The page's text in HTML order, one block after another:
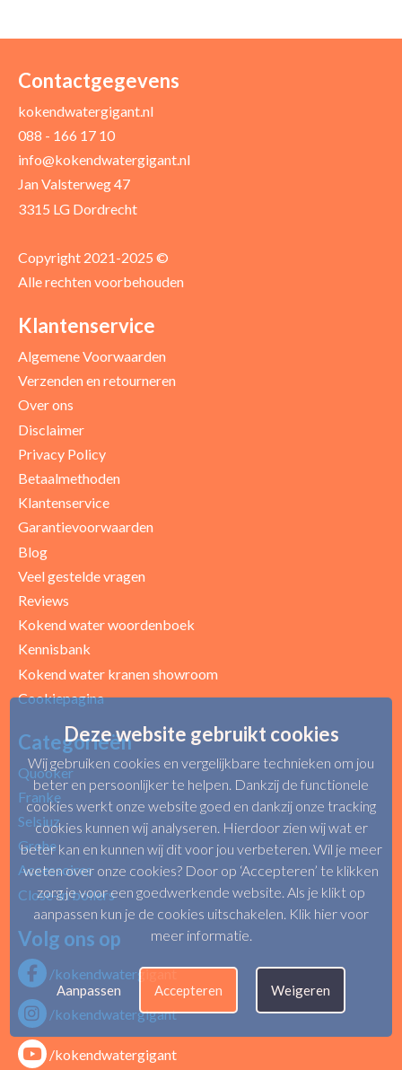
Uw naam *
Uw recensie *
Uw beoordeling
Contactgegevens
kokendwatergigant.nl
088 - 166 17 10
info@kokendwatergigant.nl
Jan Valsterweg 47
3315 LG Dordrecht
Copyright 2021-2025 ©
Alle rechten voorbehouden
Klantenservice
Algemene Voorwaarden
Verzenden en retourneren
Over ons
Disclaimer
Privacy Policy
Betaalmethoden
Klantenservice
Garantievoorwaarden
Blog
Veel gestelde vragen
Reviews
Kokend water woordenboek
Kennisbank
Kokend water kranen showroom
Cookiepagina
Categorieën
Quooker
Franke
Selsiuz
Grohe
Accessoires
Close-in boilers
Volg ons op
/kokendwatergigant
/kokendwatergigant
/kokendwatergigant
Deze website gebruikt cookies
Wij gebruiken cookies en vergelijkbare technieken om jou
beter en persoonlijker te helpen. Dankzij de functionele
cookies werkt onze website goed en dankzij onze tracking
cookies kunnen wij analyseren. Hierdoor zien wij wat er
beter kan en kunnen wij dit voor jou verbeteren. Wil je meer
weten over onze cookies? Door op ‘Accepteren’ te klikken
zorg je voor een goedwerkende website. Als je klikt op
aanpassen kun je de cookies uitschakelen. Klik hier voor
meer informatie.
Aanpassen Accepteren Weigeren